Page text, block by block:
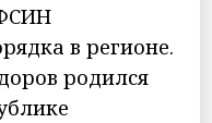
в регионе.
родился